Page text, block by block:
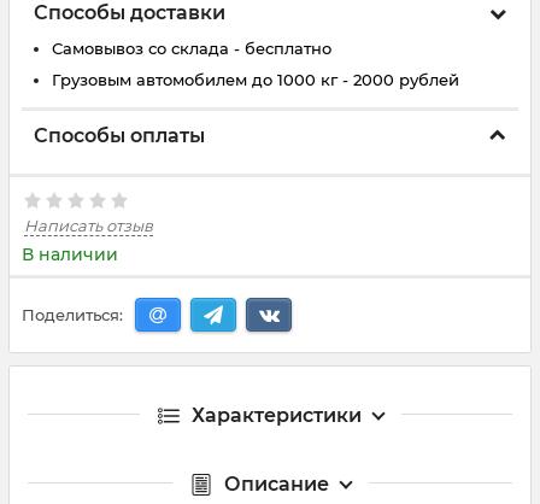
Способы доставки
Самовывоз со склада - бесплатно
Грузовым автомобилем до 1000 кг - 2000 рублей
Способы оплаты
Написать отзыв
В наличии
Поделиться:
Характеристики
Описание